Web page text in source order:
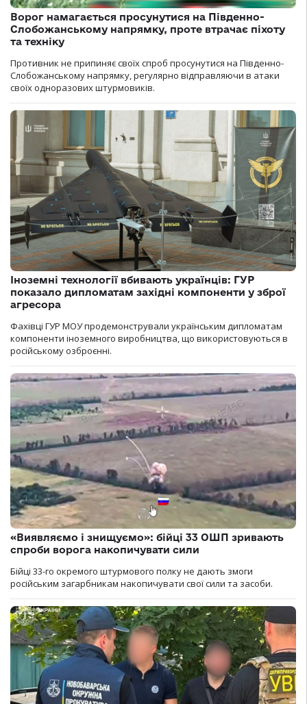
Ворог намагається просунутися на Південно-
Слобожанському напрямку, проте втрачає піхоту
та техніку
Противник не припиняє своїх спроб просунутися на Південно-
Слобожанському напрямку, регулярно відправляючи в атаки
своїх одноразових штурмовиків.
Іноземні технології вбивають українців: ГУР
показало дипломатам західні компоненти у зброї
агресора
Фахівці ГУР МОУ продемонстрували українським дипломатам
компоненти іноземного виробництва, що використовуються в
російському озброєнні.
«Виявляємо і знищуємо»: бійці 33 ОШП зривають
спроби ворога накопичувати сили
Бійці 33-го окремого штурмового полку не дають змоги
російським загарбникам накопичувати свої сили та засоби.